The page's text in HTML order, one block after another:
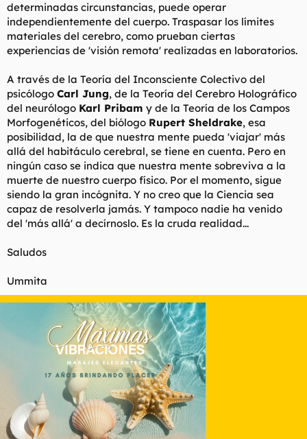
determinadas circunstancias, puede operar
independientemente del cuerpo. Traspasar los límites
materiales del cerebro, como prueban ciertas
experiencias de 'visión remota' realizadas en laboratorios.
A través de la Teoría del Inconsciente Colectivo del
psicólogo Carl Jung, de la Teoría del Cerebro Holográfico
del neurólogo Karl Pribam y de la Teoría de los Campos
Morfogenéticos, del biólogo Rupert Sheldrake, esa
posibilidad, la de que nuestra mente pueda 'viajar' más
allá del habitáculo cerebral, se tiene en cuenta. Pero en
ningún caso se indica que nuestra mente sobreviva a la
muerte de nuestro cuerpo físico. Por el momento, sigue
siendo la gran incógnita. Y no creo que la Ciencia sea
capaz de resolverla jamás. Y tampoco nadie ha venido
del 'más allá' a decírnoslo. Es la cruda realidad...
Saludos
Ummita